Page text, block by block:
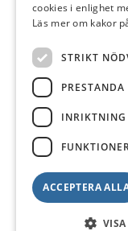
cookies i enlighet
Läs mer om kakor
STRIKT
PRESTANDA
INRIKTNING
ACCEPTERA
VISA